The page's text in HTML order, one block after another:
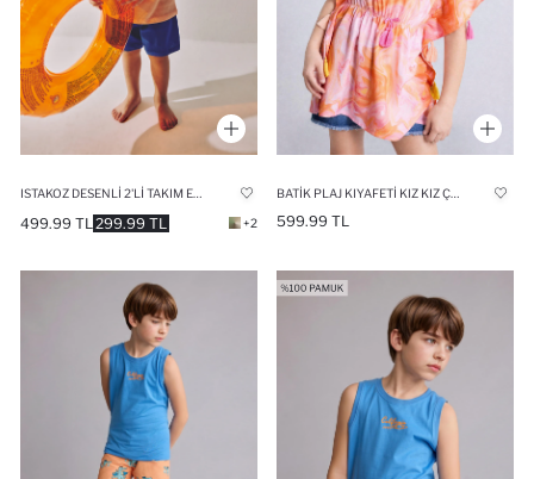
299.99 TL
499.99 TL +2 599.99 TL